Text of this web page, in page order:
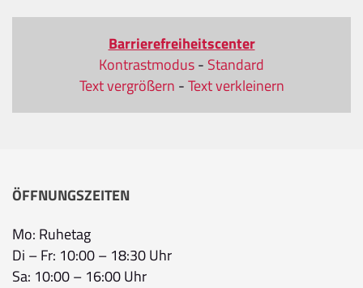
Barrierefreiheitscenter
Kontrastmodus- Standard
Text vergrößern -Text verkleinern
ÖFFNUNGSZEITEN
Mo: Ruhetag
Di – Fr: 10:00 – 18:30 Uhr
Sa: 10:00 – 16:00 Uhr